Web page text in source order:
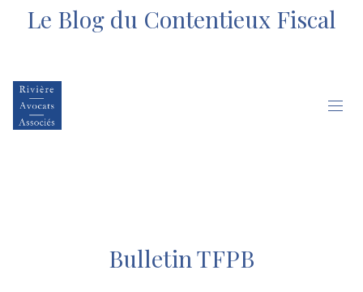
Le Blog du Contentieux Fiscal
Bulletin TFPB